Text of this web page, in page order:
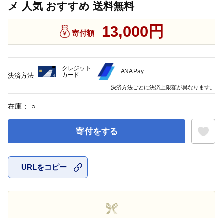
メ 人気 おすすめ 送料無料
寄付額 13,000円
在庫： ○
寄付をする
URLをコピー
決済方法
クレジット
カード
ANA Pay
決済方法ごとに決済上限額が異なります。